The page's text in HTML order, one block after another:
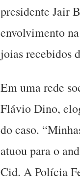
presidente Jair
envolvimento
joias recebidos
Em uma rede
Flávio Dino,
do caso.
atuou para o
Cid. A Polícia